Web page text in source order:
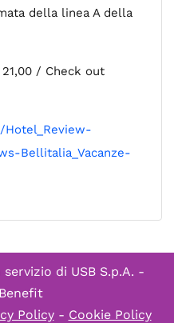
della linea A della
/ Check out
Bellitalia_Vacanze-
servizio di USB S.p.A. -
Policy- Cookie Policy